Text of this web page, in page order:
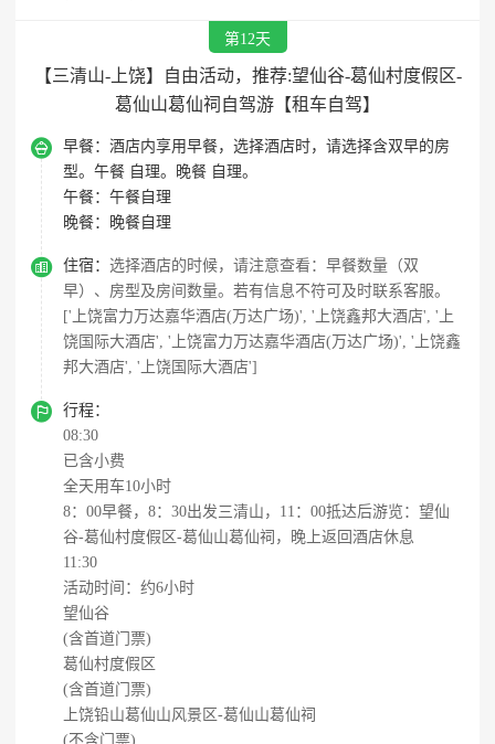
第12天
【三清山-上饶】自由活动，推荐:望仙谷-葛仙村度假区-
葛仙山葛仙祠自驾游【租车自驾】
 早餐： 酒店内享用早餐，选择酒店时，请选择含双早的房
型。午餐 自理。晚餐 自理。
午餐： 午餐自理
晚餐：
晚餐自理
 住宿： 选择酒店的时候，请注意查看：早餐数量（双
早）、房型及房间数量。若有信息不符可及时联系客服。
['上饶富力万达嘉华酒店(万达广场)', '上饶鑫邦大酒店', '上
饶国际大酒店', '上饶富力万达嘉华酒店(万达广场)', '上饶鑫
邦大酒店', '上饶国际大酒店']

行程：
08:30
已含小费
全天用车10小时
8：00早餐，8：30出发三清山，11：00抵达后游览：望仙
谷-葛仙村度假区-葛仙山葛仙祠，晚上返回酒店休息
11:30
活动时间：约6小时
望仙谷
(含首道门票)
葛仙村度假区
(含首道门票)
上饶铅山葛仙山风景区-葛仙山葛仙祠
(不含门票)